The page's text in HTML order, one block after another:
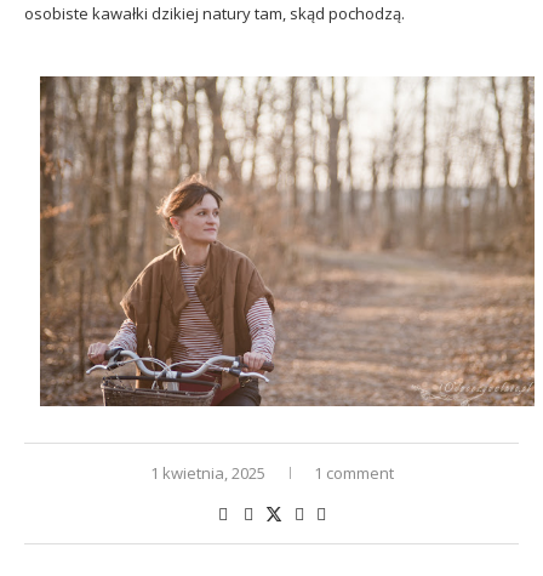
osobiste kawałki dzikiej natury tam, skąd pochodzą.
1 kwietnia, 2025 1 comment